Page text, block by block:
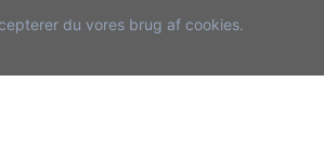
du vores brug af cookies.